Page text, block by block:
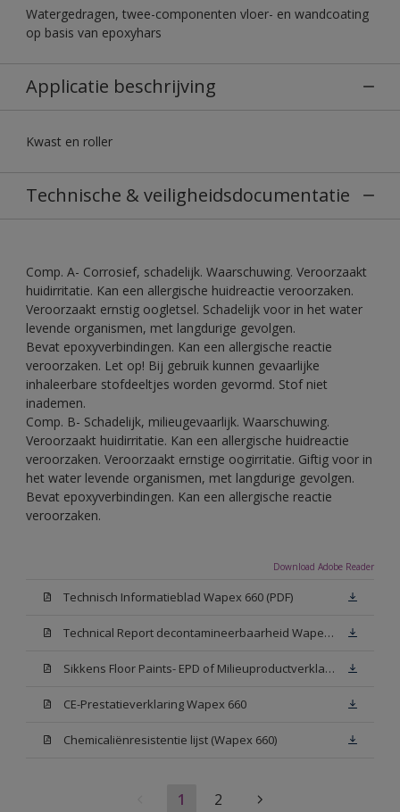
Watergedragen, twee-componenten vloer- en wandcoating
op basis van epoxyhars
Applicatie beschrijving
Kwast en roller
Technische & veiligheidsdocumentatie
Comp. A- Corrosief, schadelijk. Waarschuwing. Veroorzaakt
huidirritatie. Kan een allergische huidreactie veroorzaken.
Veroorzaakt ernstig oogletsel. Schadelijk voor in het water
levende organismen, met langdurige gevolgen.
Bevat epoxyverbindingen. Kan een allergische reactie
veroorzaken. Let op! Bij gebruik kunnen gevaarlijke
inhaleerbare stofdeeltjes worden gevormd. Stof niet
inademen.
Comp. B- Schadelijk, milieugevaarlijk. Waarschuwing.
Veroorzaakt huidirritatie. Kan een allergische huidreactie
veroorzaken. Veroorzaakt ernstige oogirritatie. Giftig voor in
het water levende organismen, met langdurige gevolgen.
Bevat epoxyverbindingen. Kan een allergische reactie
veroorzaken.
Download Adobe Reader
Technisch Informatieblad Wapex 660 (PDF)
Technical Report decontamineerbaarheid Wapex 660
Sikkens Floor Paints- EPD of Milieuproductverklaring
CE-Prestatieverklaring Wapex 660
Chemicaliënresistentie lijst (Wapex 660)
1 2